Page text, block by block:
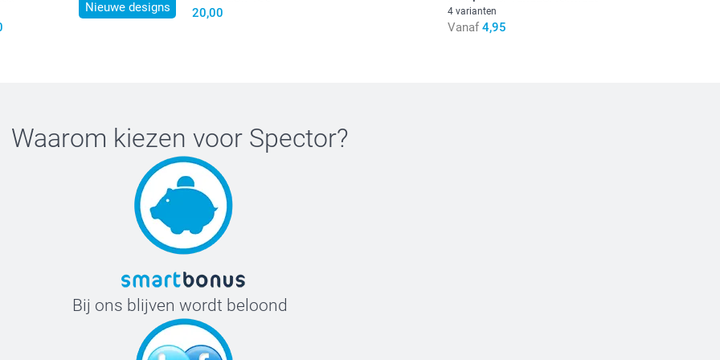
Prijzen en beschikbaarheid van opties
Nieuwe designs
20,00
4 varianten
Vanaf 4,95
Waarom kiezen voor Spector?
Bij ons blijven wordt beloond